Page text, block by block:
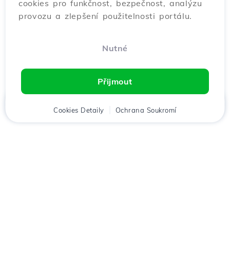
cookies pro funkčnost, bezpečnost, analýzu
provozu a zlepšení použitelnosti portálu.
Nutné
Přijmout
Cookies Detaily Ochrana Soukromí
Klient Košík Chat